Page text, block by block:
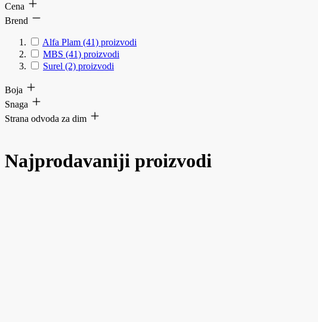
Cena
Brend
Alfa Plam (41) proizvodi
MBS (41) proizvodi
Surel (2) proizvodi
Boja
Snaga
Strana odvoda za dim
Najprodavaniji proizvodi